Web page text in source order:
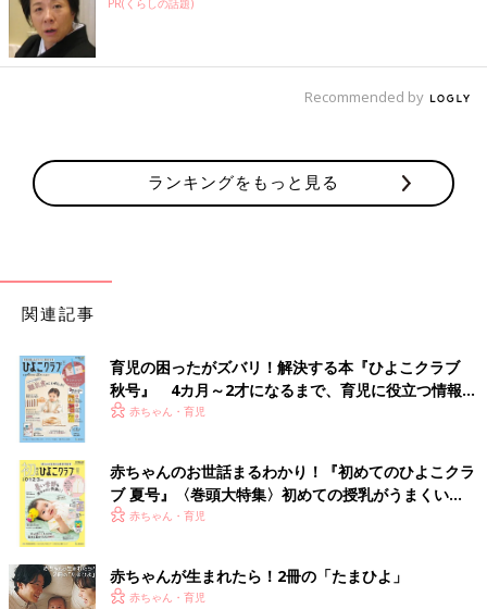
PR(くらしの話題)
Recommended by
ランキングをもっと見る
関連記事
育児の困ったがズバリ！解決する本『ひよこクラブ
秋号』 4カ月～2才になるまで、育児に役立つ情報が
いっぱい！
赤ちゃん・育児
赤ちゃんのお世話まるわかり！『初めてのひよこクラ
ブ 夏号』〈巻頭大特集〉初めての授乳がうまくい
く！ おっぱい・ミルクの基本と夏のトラブル 解決テ
赤ちゃん・育児
赤ちゃんが生まれたら！2冊の「たまひよ」
赤ちゃん・育児